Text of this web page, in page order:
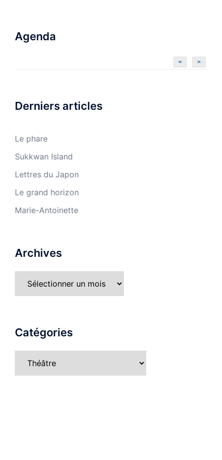
Agenda
< >
Derniers articles
Le phare
Sukkwan Island
Lettres du Japon
Le grand horizon
Marie-Antoinette
Archives
Catégories